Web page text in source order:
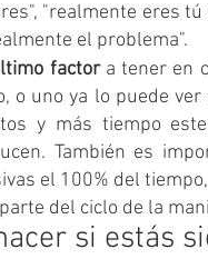
"realmente eres
el problema".
factor a tener en
o uno ya lo puede ver
y más tiempo
También es
el 100% del
del ciclo de la
si estás